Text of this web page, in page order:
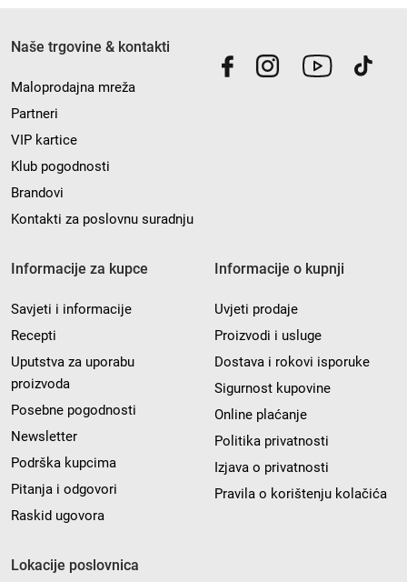
Naše trgovine & kontakti
Maloprodajna mreža
Partneri
VIP kartice
Klub pogodnosti
Brandovi
Kontakti za poslovnu suradnju
Informacije za kupce
Savjeti i informacije
Recepti
Uputstva za uporabu
proizvoda
Posebne pogodnosti
Newsletter
Podrška kupcima
Pitanja i odgovori
Raskid ugovora
Informacije o kupnji
Uvjeti prodaje
Proizvodi i usluge
Dostava i rokovi isporuke
Sigurnost kupovine
Online plaćanje
Politika privatnosti
Izjava o privatnosti
Pravila o korištenju kolačića
Lokacije poslovnica